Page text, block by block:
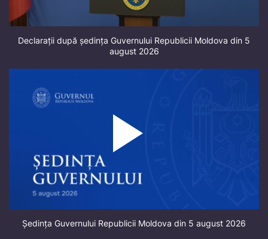
Declarații după ședința Guvernului Republicii Moldova din 5
august 2026
Ședința Guvernului Republicii Moldova din 5 august 2026